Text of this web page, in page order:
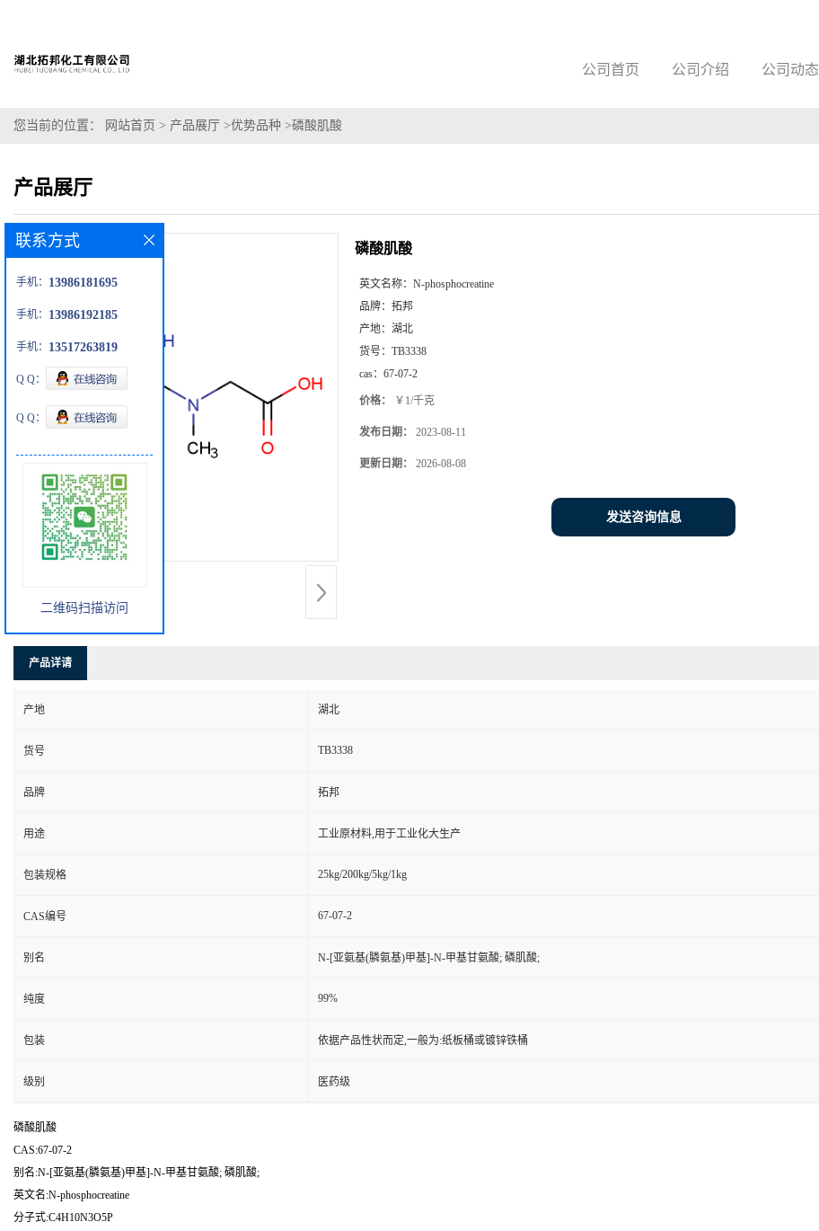
公司首页 公司介绍 公司动态
您当前的位置： 网站首页 > 产品展厅 >优势品种 >磷酸肌酸
产品展厅
磷酸肌酸
英文名称： N-phosphocreatine
品牌： 拓邦
产地： 湖北
货号： TB3338
cas： 67-07-2
价格： ￥1/千克
发布日期： 2023-08-11
更新日期： 2026-08-08
发送咨询信息
产品详请
产地 湖北
货号 TB3338
品牌 拓邦
用途 工业原材料,用于工业化大生产
包装规格 25kg/200kg/5kg/1kg
CAS编号 67-07-2
别名 N-[亚氨基(膦氨基)甲基]-N-甲基甘氨酸; 磷肌酸;
纯度 99%
包装 依据产品性状而定,一般为:纸板桶或镀锌铁桶
级别 医药级
磷酸肌酸
CAS:67-07-2
别名:N-[亚氨基(膦氨基)甲基]-N-甲基甘氨酸; 磷肌酸;
英文名:N-phosphocreatine
分子式:C4H10N3O5P
联系方式
手机： 13986181695
手机： 13986192185
手机： 13517263819
Q Q：
Q Q：
二维码扫描访问